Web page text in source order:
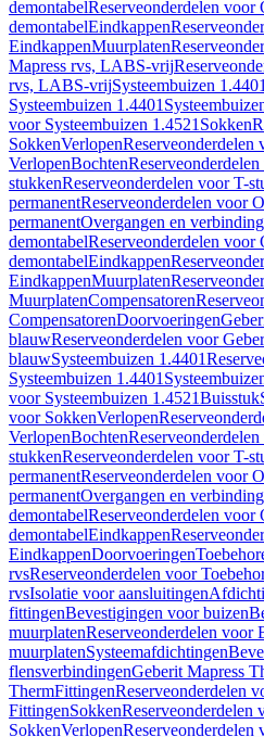
demontabelReserveonderdelen voor
demontabelEindkappen
EindkappenMuurplaten
Mapress rvs, LABS-vrij
rvs, LABS-vrijSysteembuizen 1.4401
Systeembuizen 1.4401
voor Systeembuizen 1.4521 Sokken
SokkenVerlopenReserveonderdelen
VerlopenBochten
stukkenReserveonderdelen voor T-
permanentReserveonderdelen voor
permanentOvergangen en
demontabelReserveonderdelen voor
demontabelEindkappen
EindkappenMuurplaten
MuurplatenCompensatoren
CompensatorenDoorvoeringen
blauwReserveonderdelen voor
blauwSysteembuizen 1.4401
Systeembuizen 1.4401
voor Systeembuizen 1.4521Buisstuk
voor SokkenVerlopen
VerlopenBochten
stukkenReserveonderdelen voor T-
permanentReserveonderdelen voor
permanentOvergangen en
demontabelReserveonderdelen voor
demontabelEindkappen
EindkappenDoorvoeringen
rvsReserveonderdelen voor
rvsIsolatie voor aansluitingen
fittingenBevestigingen voor buizen
muurplatenReserveonderdelen voor
muurplatenSysteemafdichtingen
flensverbindingenGeberit Mapress
ThermFittingenReserveonderdelen
FittingenSokkenReserveonderdelen
SokkenVerlopenReserveonderdelen